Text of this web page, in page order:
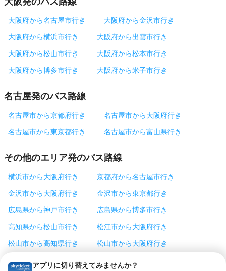
アプリに切り替えてみませんか？
大阪府から名古屋市行き
大阪府から金沢市行き
大阪府から横浜市行き
大阪府から出雲市行き
大阪府から松山市行き
大阪府から松本市行き
大阪府から博多市行き
大阪府から米子市行き
名古屋発のバス路線
名古屋市から京都府行き
名古屋市から大阪府行き
名古屋市から東京都行き
名古屋市から富山県行き
その他のエリア発のバス路線
横浜市から大阪府行き
京都府から名古屋市行き
金沢市から大阪府行き
金沢市から東京都行き
広島県から神戸市行き
広島県から博多市行き
高知県から松山市行き
松江市から大阪府行き
松山市から高知県行き
松山市から大阪府行き
松本市から東京都行き